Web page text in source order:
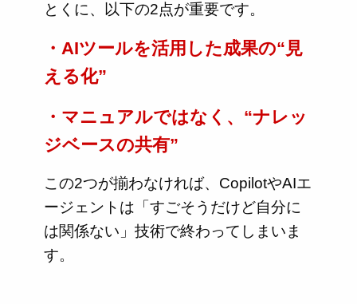
とくに、以下の2点が重要です。
・AIツールを活用した成果の“見
える化”
・マニュアルではなく、“ナレッ
ジベースの共有”
この2つが揃わなければ、CopilotやAIエ
ージェントは「すごそうだけど自分に
は関係ない」技術で終わってしまいま
す。